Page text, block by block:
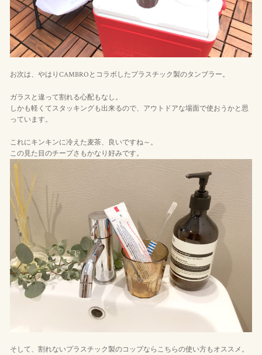
お次は、やはりCAMBROとコラボしたプラスチック製のタンブラー。
ガラスと違って割れる心配もなし。
しかも軽くてスタッキングも出来るので、アウトドアな場面で使おうかと思
っています。
これにキンキンに冷えた麦茶、良いですね～。
この見た目のチープさもかなり好みです。
そして、割れないプラスチック製のコップならこちらの使い方もオススメ。